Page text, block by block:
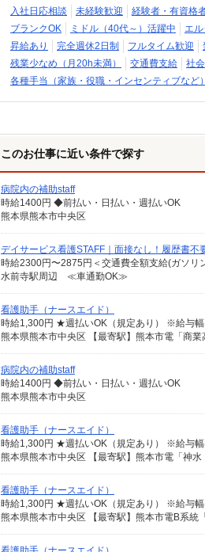
入社日応相談
未経験歓迎 経験者・有資格
ブランクOK
ミドル（40代～）活躍中 エ
昇給あり
完全週休2日制 フルタイム歓迎
残業少なめ（月20h未満）
交通費支給 社
各種手当（家族・役職・インセンティブなど
このお仕事に近い条件で探す
病院内の補助staff
時給1400円 ◆前払い・日払い・週払いOK
熊本県熊本市中央区
デイサービス看護STAFF｜面接なし！履歴書
時給2300円〜2875円＜交通費全額支給(ガソリ
水前寺駅周辺 ≪車通勤OK≫
看護助手（ナースエイド）
時給1,300円 ★週払いOK（規定あり） ※給与幅
熊本県熊本市中央区 【最寄駅】熊本市電「商
病院内の補助staff
時給1400円 ◆前払い・日払い・週払いOK
熊本県熊本市中央区
看護助手（ナースエイド）
時給1,300円 ★週払いOK（規定あり） ※給与幅
熊本県熊本市中央区 【最寄駅】熊本市電「神
看護助手（ナースエイド）
時給1,300円 ★週払いOK（規定あり） ※給与幅
熊本県熊本市中央区 【最寄駅】熊本市電B系統